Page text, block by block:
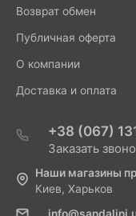
Возврат обмен
Публичная оферта
О компании
Доставка и оплата
+38 (067)
Заказать
Наши магазины
Киев, Харьков